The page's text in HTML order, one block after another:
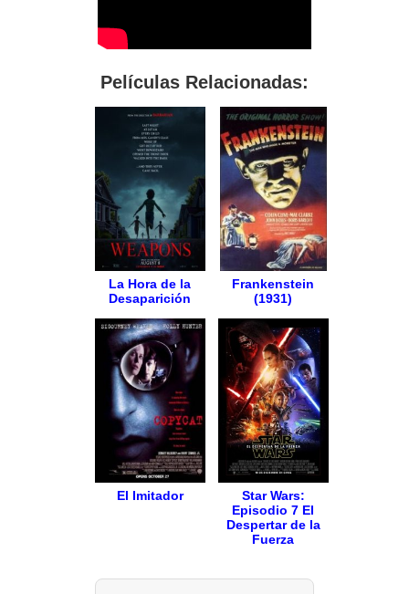
Películas Relacionadas:
La Hora de la
Desaparición
Frankenstein
(1931)
El Imitador
Star Wars:
Episodio 7 El
Despertar de la
Fuerza